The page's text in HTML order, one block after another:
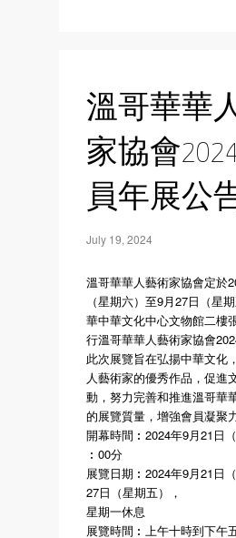
溫哥華華
家協會
員年展公
July 19, 2024
溫哥華華人藝術家協會定於
（星期六）至9月27日（星
華中華文化中心文物館二樓
行溫哥華華人藝術家協會
此次展覽旨在弘揚中華文化
人藝術家的優秀作品，促進
動，努力完善和推進溫哥華
的展覽質量，增強會員凝聚力
開幕時間︰2024年9月21日
︰00分
展覽日期︰2024年9月21日
27日（星期五），
星期一休息
展覽時間︰上午十時到下午